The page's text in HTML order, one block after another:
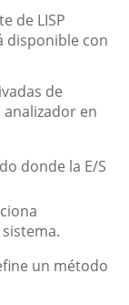
de LISP
disponible con
de
en
donde la E/S
un método